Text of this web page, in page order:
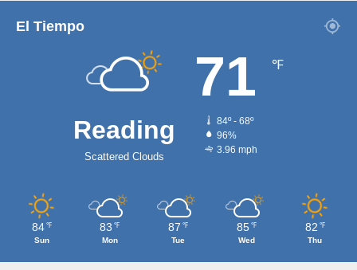
El Tiempo
Reading
Scattered Clouds
71 ℉
84º - 68º
96%
3.96 mph
84 ℉
Sun
83 ℉
Mon
87 ℉
Tue
85 ℉
Wed
82 ℉
Thu